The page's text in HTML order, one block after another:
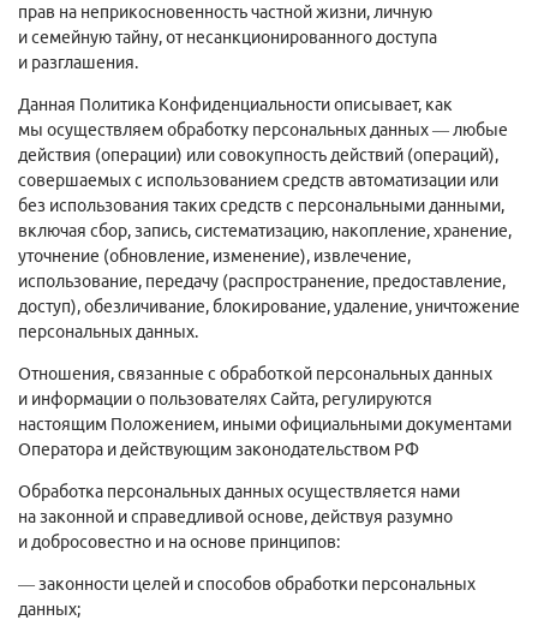
прав на неприкосновенность частной жизни, личную
и семейную тайну, от несанкционированного доступа
и разглашения.
Данная Политика Конфиденциальности описывает, как
мы осуществляем обработку персональных данных — любые
действия (операции) или совокупность действий (операций),
совершаемых с использованием средств автоматизации или
без использования таких средств с персональными данными,
включая сбор, запись, систематизацию, накопление, хранение,
уточнение (обновление, изменение), извлечение,
использование, передачу (распространение, предоставление,
доступ), обезличивание, блокирование, удаление, уничтожение
персональных данных.
Отношения, связанные с обработкой персональных данных
и информации о пользователях Сайта, регулируются
настоящим Положением, иными официальными документами
Оператора и действующим законодательством РФ
Обработка персональных данных осуществляется нами
на законной и справедливой основе, действуя разумно
и добросовестно и на основе принципов:
— законности целей и способов обработки персональных
данных;